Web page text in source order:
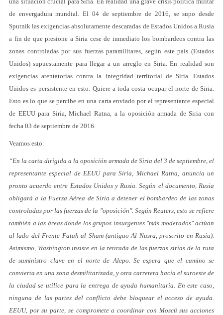
de envergadura mundial. El 04 de septiembre de 2016, se supo desde
Sputnik las exigencias absolutamente descaradas de Estados Unidos a Rusia
a fin de que presione a Siria cese de inmediato los bombardeos contra las
zonas controladas por sus fuerzas paramilitares, según este país (Estados
Unidos) supuestamente para llegar a un arreglo en Siria. En realidad son
exigencias atentatorias contra la integridad territorial de Siria. Estados
Unidos es persistente en esto. Quiere a toda costa ocupar el norte de Siria.
Esto es lo que se percibe en una carta enviado por el representante especial
de EEUU para Siria, Michael Ratna, a la oposición armada de Siria con
fecha 03 de septiembre de 2016.
Veamos esto:
“En la carta dirigida a la oposición armada de Siria del 3 de septiembre, el
representante especial de EEUU para Siria, Michael Ratna, anuncia un
pronto acuerdo entre Estados Unidos y Rusia. Según el documento, Rusia
obligará a la Fuerza Aérea de Siria a detener el bombardeo de las zonas
controladas por las fuerzas de la "oposición". Según Reuters, esto se refiere
también a las áreas donde los grupos insurgentes "más moderados" actúan
al lado del Frente Fatah al Sham (antiguo Al Nusra, proscrito en Rusia).
Asimismo, Washington insiste en la retirada de las fuerzas sirias de la ruta
de suministro clave en el norte de Alepo. Se espera que el camino se
convierta en una zona desmilitarizada, y otra carretera hacia el suroeste de
la ciudad se utilice para la entrega de ayuda humanitaria. En este caso,
ninguna de las partes del conflicto debe bloquear el acceso de ayuda.
EEUU, por su parte, se compromete a coordinar con Moscú sus acciones